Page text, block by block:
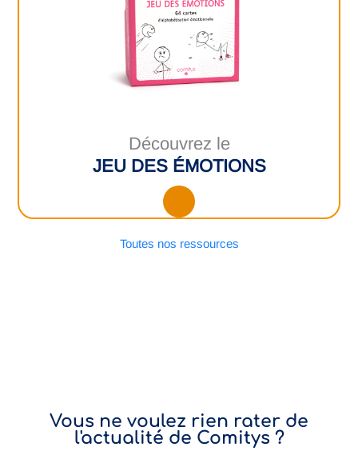
Découvrez le
JEU DES ÉMOTIONS
Toutes nos ressources
Vous ne voulez rien rater de
l'actualité de Comitys ?